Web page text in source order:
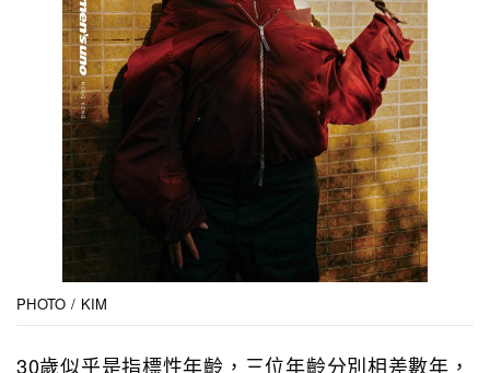
PHOTO / KIM
30歲似乎是指標性年齡，三位年齡分別相差數年，